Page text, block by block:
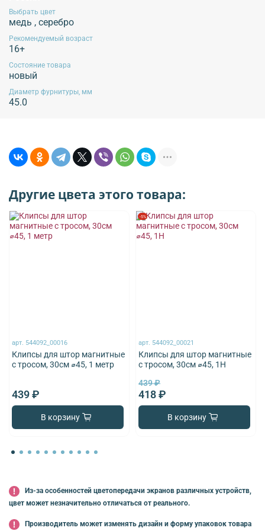
Выбрать цвет
медь , серебро
Рекомендуемый возраст
16+
Состояние товара
новый
Диаметр фурнитуры, мм
45.0
Другие цвета этого товара:
арт. 544092_00016
Клипсы для штор магнитные
с тросом, 30см ⌀45, 1 метр
439 ₽
В корзину
-5%
арт. 544092_00021
Клипсы для штор магнитные
с тросом, 30см ⌀45, 1Н
439 ₽
418 ₽
В корзину
Из-за особенностей цветопередачи экранов различных устройств,
цвет может незначительно отличаться от реального.
Производитель может изменять дизайн и форму упаковок товара